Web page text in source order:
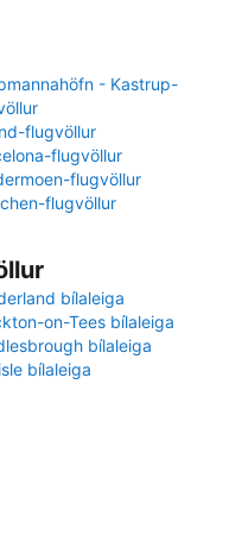
- Kastrup-
flugvöllur
flugvöllur
flugvöllur
flugvöllur
bílaleiga
on-Tees bílaleiga
bílaleiga
bílaleiga